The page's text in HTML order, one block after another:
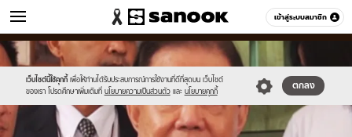
เข้าสู่ระบบสมาชิก
ข่าว หมวดอื่นๆ
เว็บไซต์นี้ใช้คุกกี้ เพื่อให้ท่านได้รับประสบการณ์การใช้งานที่ดีที่สุดบน เว็บไซต์
ของเรา โปรดศึกษาเพิ่มเติมที่ นโยบายความเป็นส่วนตัว และ นโยบายคุกกี้
ตกลง
Sanook
//s.isanook.com/sr/0/images/logo-
new-
sanook.png
600
60
//s.isanook.com/ns/0/ud/236/1183401/449859-
01.jpg